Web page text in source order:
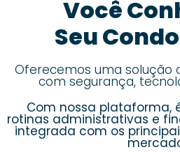
Você
Seu
Oferecemos uma solução
com segurança,
Com nossa plataforma,
rotinas administrativas e
integrada com os